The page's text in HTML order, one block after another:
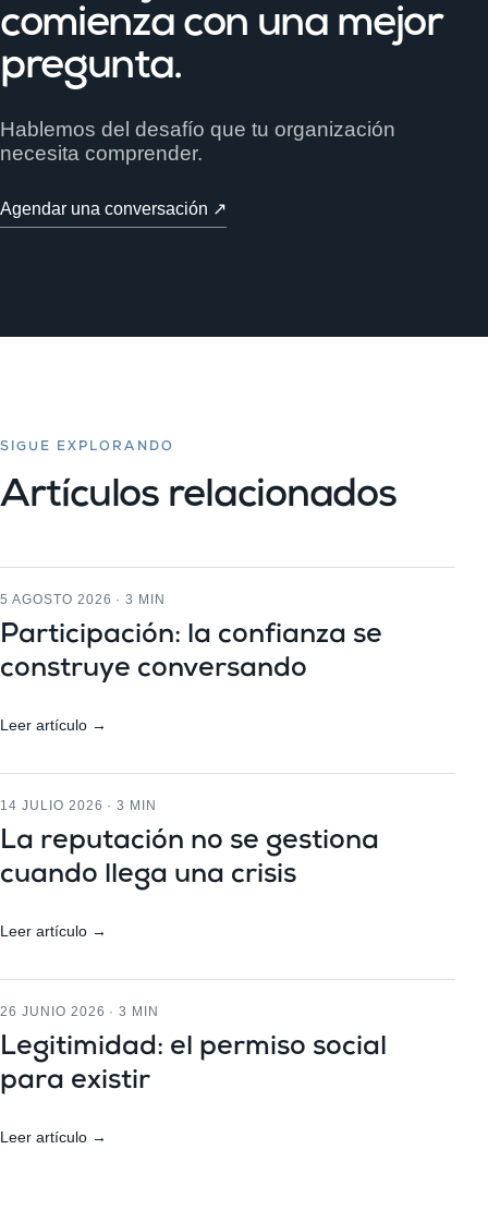
comienza con una mejor
pregunta.
Hablemos del desafío que tu organización
necesita comprender.
Agendar una conversación ↗
SIGUE EXPLORANDO
Artículos relacionados
5 AGOSTO 2026 · 3 MIN
Participación: la confianza se
construye conversando
Leer artículo →
14 JULIO 2026 · 3 MIN
La reputación no se gestiona
cuando llega una crisis
Leer artículo →
26 JUNIO 2026 · 3 MIN
Legitimidad: el permiso social
para existir
Leer artículo →